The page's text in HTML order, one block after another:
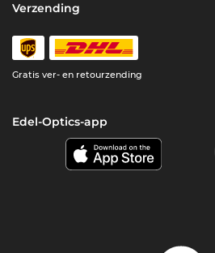
Verzending
Gratis ver- en retourzending
Edel-Optics-app